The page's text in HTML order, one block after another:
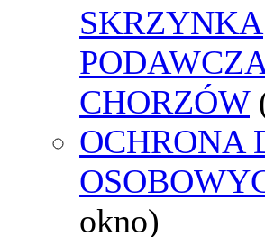
SKRZYNKA
CHORZÓW
OCHRONA
okno)